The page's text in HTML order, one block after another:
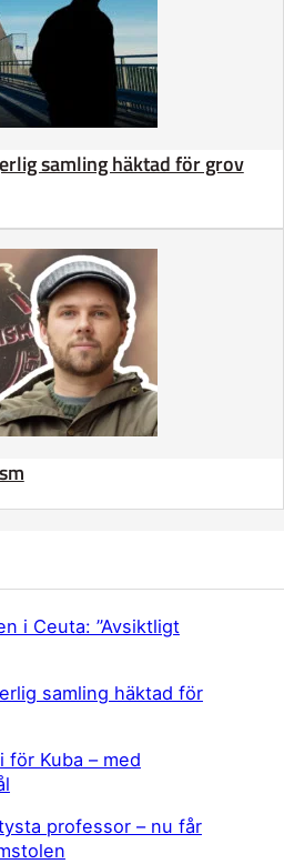
samling häktad för grov
i Ceuta: ”Avsiktligt
samling häktad för
för Kuba – med
professor – nu får